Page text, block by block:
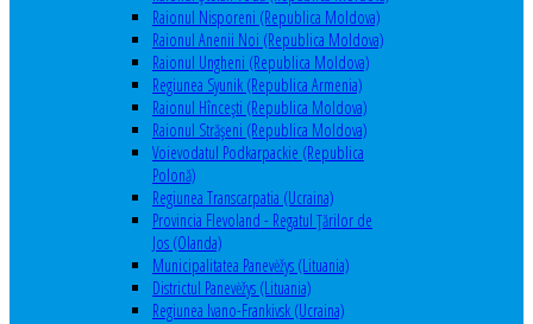
Raionul Nisporeni (Republica Moldova)
Raionul Anenii Noi (Republica Moldova)
Raionul Ungheni (Republica Moldova)
Regiunea Syunik (Republica Armenia)
Raionul Hîncești (Republica Moldova)
Raionul Străşeni (Republica Moldova)
Voievodatul Podkarpackie (Republica
Polonă)
Regiunea Transcarpatia (Ucraina)
Provincia Flevoland - Regatul Ţărilor de
Jos (Olanda)
Municipalitatea Panevėžys (Lituania)
Districtul Panevėžys (Lituania)
Regiunea Ivano-Frankivsk (Ucraina)